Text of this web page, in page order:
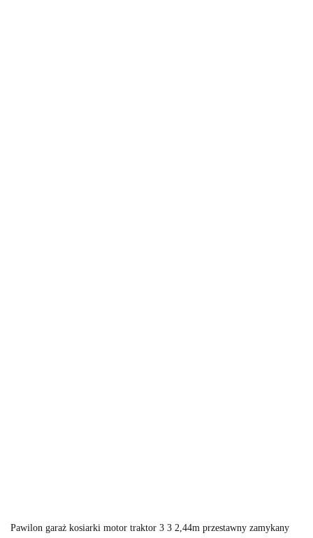
Pawilon garaż kosiarki motor traktor 3 3 2,44m przestawny zamykany